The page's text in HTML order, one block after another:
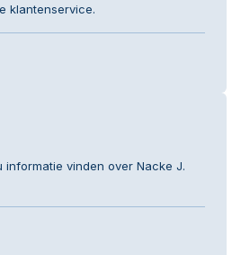
klantenservice.
informatie vinden over Nacke J.